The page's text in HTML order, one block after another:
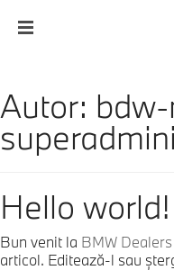
Autor:
Hello world!
Bun venit la BMW
articol. Editează-l sau